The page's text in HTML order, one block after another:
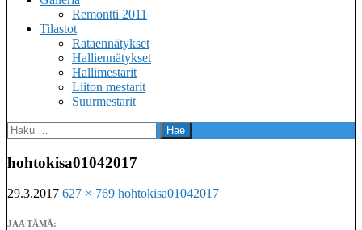
Remontti 2011
Tilastot
Rataennätykset
Halliennätykset
Hallimestarit
Liiton mestarit
Suurmestarit
Haku:
hohtokisa01042017
29.3.2017 627 × 769 hohtokisa01042017
JAA TÄMÄ: